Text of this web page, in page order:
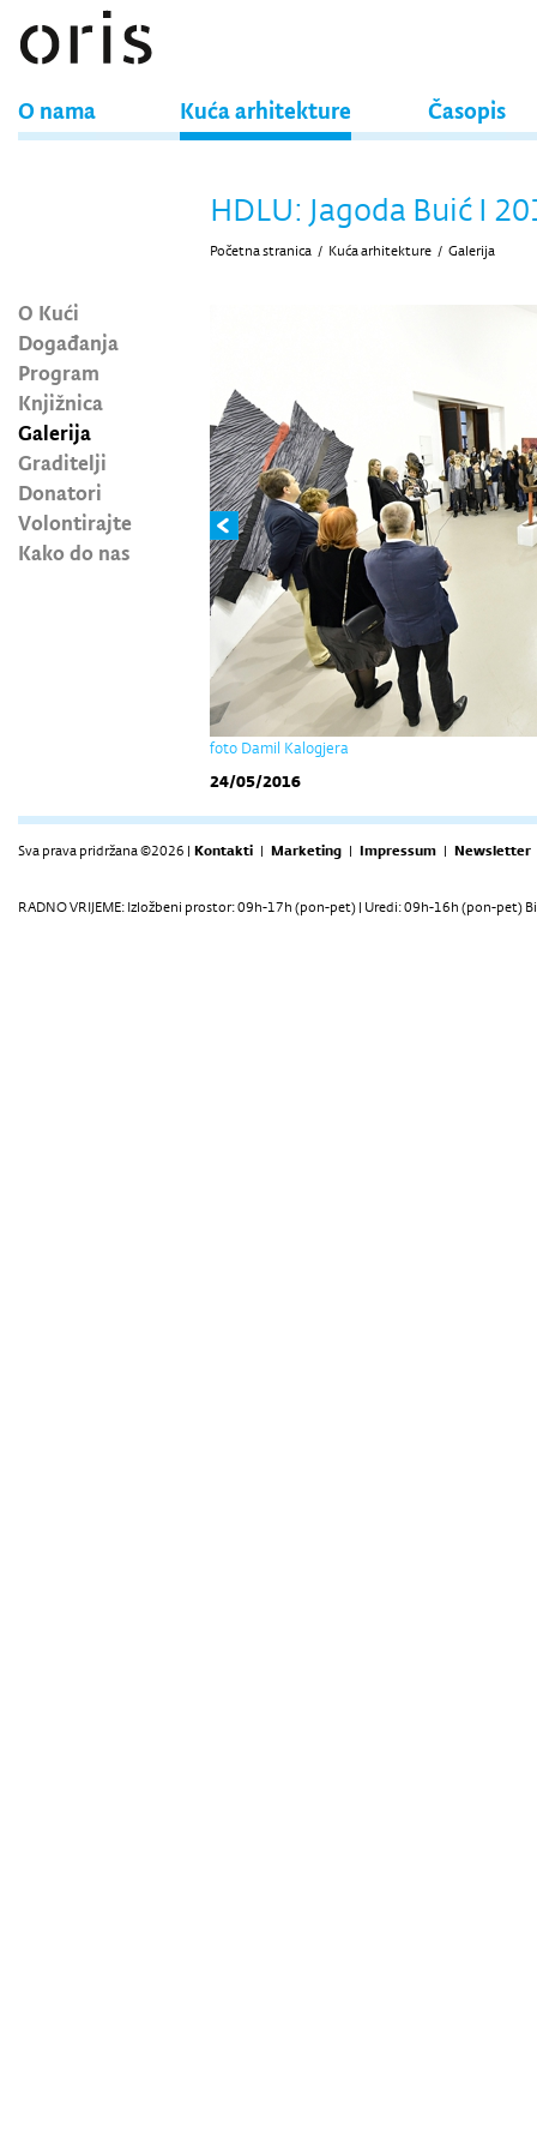
O nama Kuća arhitekture Časopis
O Kući
Događanja
Program
Knjižnica
Galerija
Graditelji
Donatori
Volontirajte
Kako do nas
HDLU: Jagoda Buić I
Početna stranica / Kuća arhitekture / Galerija
foto Damil Kalogjera
24/05/2016
Sva prava pridržana ©2026 | Kontakti | Marketing | Impressum | Newsletter
RADNO VRIJEME: Izložbeni prostor: 09h-17h (pon-pet) | Uredi: 09h-16h (pon-pet)